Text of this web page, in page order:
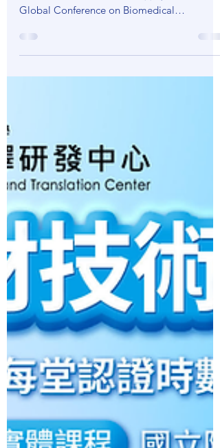
敬愛的生物醫學工程 先進您好： 謹代表 2026
Global Conference on Biomedical
Engineering, GCBME 2026）籌備委員會，誠
臨床與產業交流，展現臺灣醫工研究成果與國
際競爭力。除主會議外，本屆年會亦規劃多項
重要活動，包括 臺灣生物醫學工程學會年
會、國科會生物醫學工程學門成果發表、智慧
醫療國際論壇、臨床工程論壇、Women in
Biomedical Engineering Forum 等，提供與會
者多元且深度的交流平台。 重要時程如下：
摘要投稿與註冊開放： 2026 年 6 月 1 日 早
鳥註冊截止： 2026 年 8 月 31 日 摘要投稿截
止： 2026 年 9 月 20 日 錄取通知： 2026 年
10 月 20 日 註冊